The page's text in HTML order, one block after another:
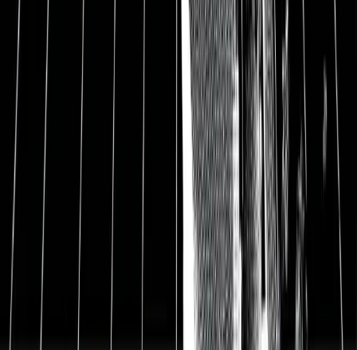
besten Heilmittel gegen bestimmte Krebsarten wie
Prostatakrebs gefunden. Lies jetzt in dieser intensiv
recherchierten Analyse alle Hintergründe hinter der
Isotopentechnik und wieso Eckert & Ziegler so ein
großes Zukunftspotential hat.
Aktienanalyse Eckert & Ziegler
Hauptsitz
Deutschland
ISIN
DE0005659700
WKN
565970
Ticker-Symbol
EUZ.DE
Sektor
Gesundheit
Kurs
54 EUR
Ausstehende Aktien
20,6 Mio.